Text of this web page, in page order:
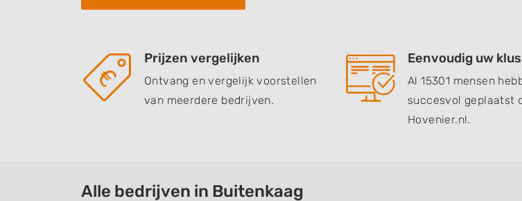
Prijzen vergelijken
Ontvang en vergelijk voorstellen
van meerdere bedrijven.
Eenvoudig uw
Al 15301 mensen
succesvol geplaatst
Hovenier.nl.
Alle bedrijven in Buitenkaag